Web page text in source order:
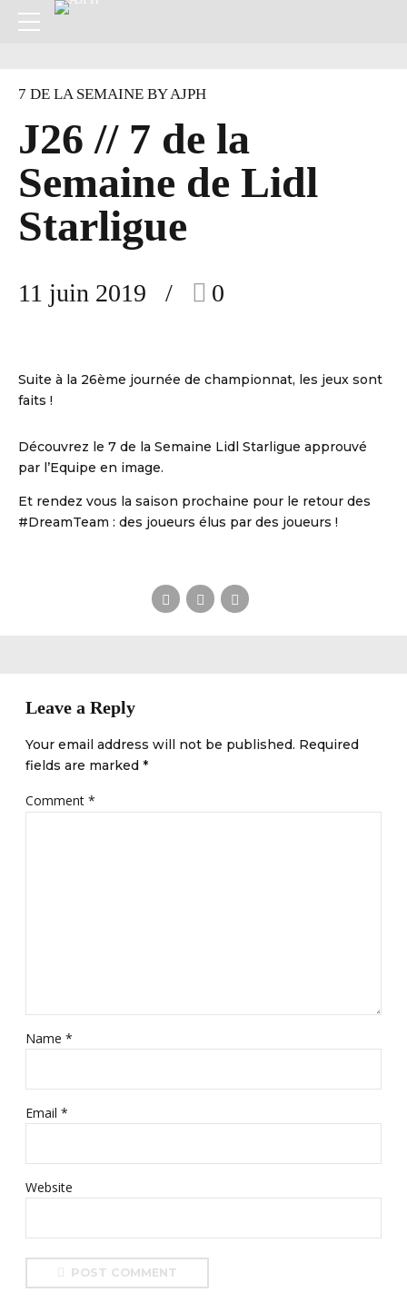
7 DE LA SEMAINE BY AJPH
J26 // 7 de la
Semaine de Lidl
Starligue
11 juin 2019 0
Suite à la 26ème journée de championnat, les jeux sont
faits !
Découvrez le 7 de la Semaine Lidl Starligue approuvé
par l’Equipe en image.
Et rendez vous la saison prochaine pour le retour des
#DreamTeam : des joueurs élus par des joueurs !
Leave a Reply
Your email address will not be published. Required
fields are marked *
Comment *
Name *
Email *
Website
POST COMMENT